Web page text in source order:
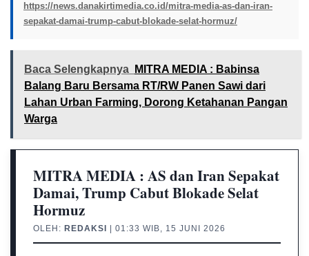
https://news.danakirtimedia.co.id/mitra-media-as-dan-iran-
sepakat-damai-trump-cabut-blokade-selat-hormuz/
Baca Selengkapnya
MITRA MEDIA : Babinsa
Balang Baru Bersama RT/RW Panen Sawi dari
Lahan Urban Farming, Dorong Ketahanan Pangan
Warga
MITRA MEDIA : AS dan Iran Sepakat
Damai, Trump Cabut Blokade Selat
Hormuz
OLEH: REDAKSI | 01:33 WIB, 15 JUNI 2026